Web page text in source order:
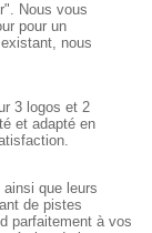
Nous vous
pour un
nous
3 logos et 2
et adapté en
que leurs
de pistes
parfaitement à vos